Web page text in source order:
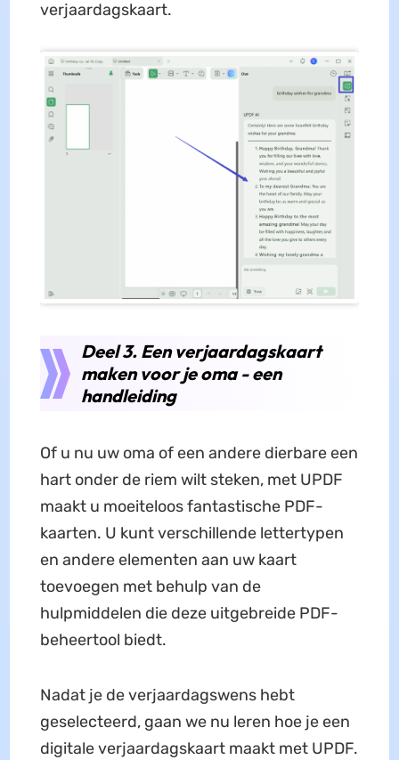
verjaardagskaart.
Deel 3. Een verjaardagskaart
maken voor je oma - een
handleiding
Of u nu uw oma of een andere dierbare een
hart onder de riem wilt steken, met UPDF
maakt u moeiteloos fantastische PDF-
kaarten. U kunt verschillende lettertypen
en andere elementen aan uw kaart
toevoegen met behulp van de
hulpmiddelen die deze uitgebreide PDF-
beheertool biedt.
Nadat je de verjaardagswens hebt
geselecteerd, gaan we nu leren hoe je een
digitale verjaardagskaart maakt met UPDF.